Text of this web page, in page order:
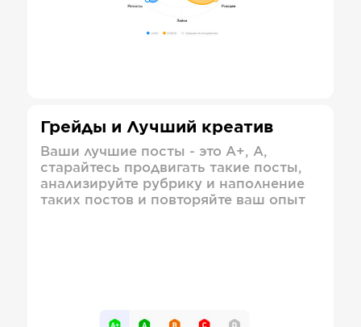
Грейды и Лучший креатив
Ваши лучшие посты - это А+, А,
старайтесь продвигать такие посты,
анализируйте рубрику и наполнение
таких постов и повторяйте ваш опыт